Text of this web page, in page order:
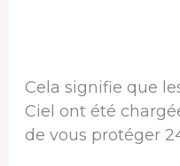
Cela signifie que
Ciel ont été
de vous protéger